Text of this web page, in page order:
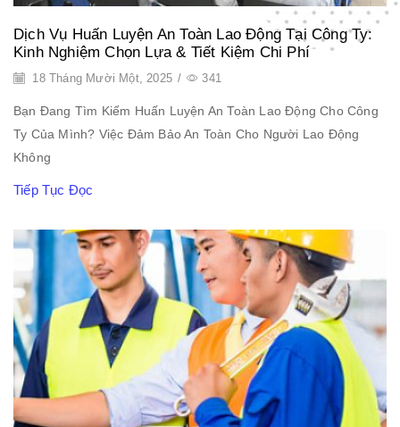
Dịch Vụ Huấn Luyện An Toàn Lao Động Tại Công Ty:
Kinh Nghiệm Chọn Lựa & Tiết Kiệm Chi Phí
18 Tháng Mười Một, 2025 / 341
Bạn Đang Tìm Kiếm Huấn Luyện An Toàn Lao Động Cho Công
Ty Của Mình? Việc Đảm Bảo An Toàn Cho Người Lao Động
Không
Tiếp Tục Đọc